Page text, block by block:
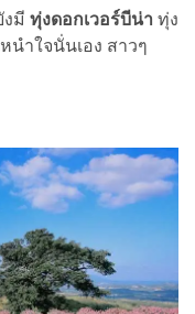
งมี ทุ่งดอกเวอร์บีน่า ทุ่ง
นำใจนั่นเอง สาวๆ